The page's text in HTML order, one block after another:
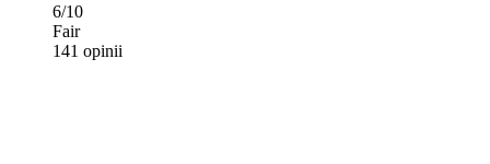
6/10
Fair
141 opinii